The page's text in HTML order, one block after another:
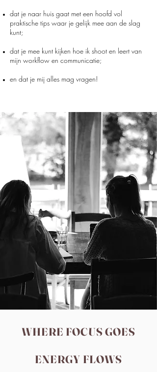
dat je naar huis gaat met een hoofd vol
praktische tips waar je gelijk mee aan de slag
kunt;
dat je mee kunt kijken hoe ik shoot en leert van
mijn workflow en communicatie;
en dat je mij alles mag vragen!
WHERE FOCUS GOES
ENERGY FLOWS